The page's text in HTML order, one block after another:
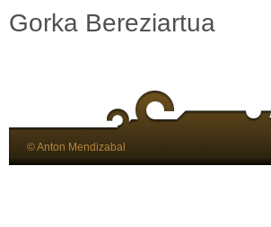
Gorka Bereziartua
© Anton Mendizabal